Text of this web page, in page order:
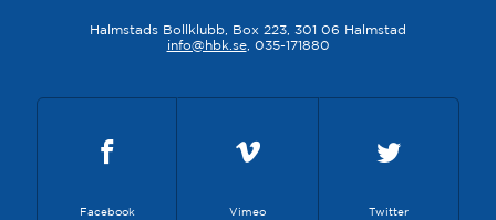
Halmstads Bollklubb, Box 223, 301 06 Halmstad
info@hbk.se, 035-171880
Facebook Vimeo Twitter